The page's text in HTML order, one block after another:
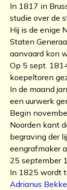
In 1817 in
studie over de
Hij is de enige
Staten
aanvaard kon
Op 5 sept.
koepeltoren
In de maand
een uurwerk
Begin
Noorden kant
begraving der
eengrafmaker
25 september
In 1825 wordt
Adrianus